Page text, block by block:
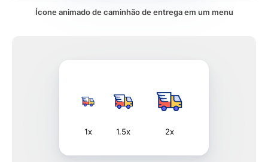
Ícone animado de caminhão de entrega em um menu
1x 1.5x 2x